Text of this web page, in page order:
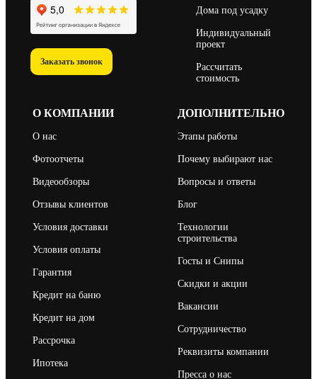
Заказать звонок
Дома под усадку
Индивидуальный
проект
Рассчитать
стоимость
О КОМПАНИИ
О нас
Фотоотчеты
Видеообзоры
Отзывы клиентов
Условия доставки
Условия оплаты
Гарантия
Кредит на баню
Кредит на дом
Рассрочка
Ипотека
ДОПОЛНИТЕЛЬНО
Этапы работы
Почему выбирают нас
Вопросы и ответы
Блог
Технологии
строительства
Госты и Снипы
Скидки и акции
Вакансии
Сотрудничество
Реквизиты компании
Пресса о нас